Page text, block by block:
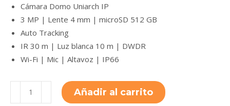
Cámara Domo Uniarch IP
3 MP | Lente 4 mm | microSD 512 GB
Auto Tracking
IR 30 m | Luz blanca 10 m | DWDR
Wi-Fi | Mic | Altavoz | IP66
UHO-
Añadir al carrito